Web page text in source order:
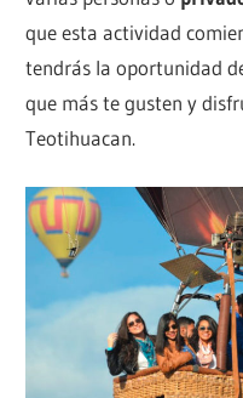
que esta actividad
tendrás la oportunidad
que más te gusten y
Teotihuacan.